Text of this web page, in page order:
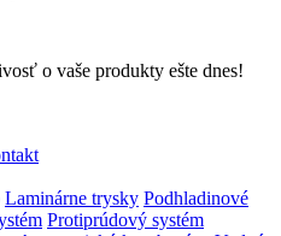
o vaše produkty ešte dnes!
Laminárne trysky Podhladinové
Protiprúdový systém